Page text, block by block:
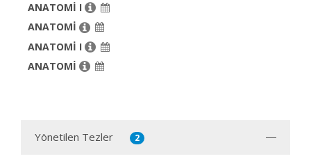
ANATOMİ I
ANATOMİ
ANATOMİ I
ANATOMİ
Yönetilen Tezler 2